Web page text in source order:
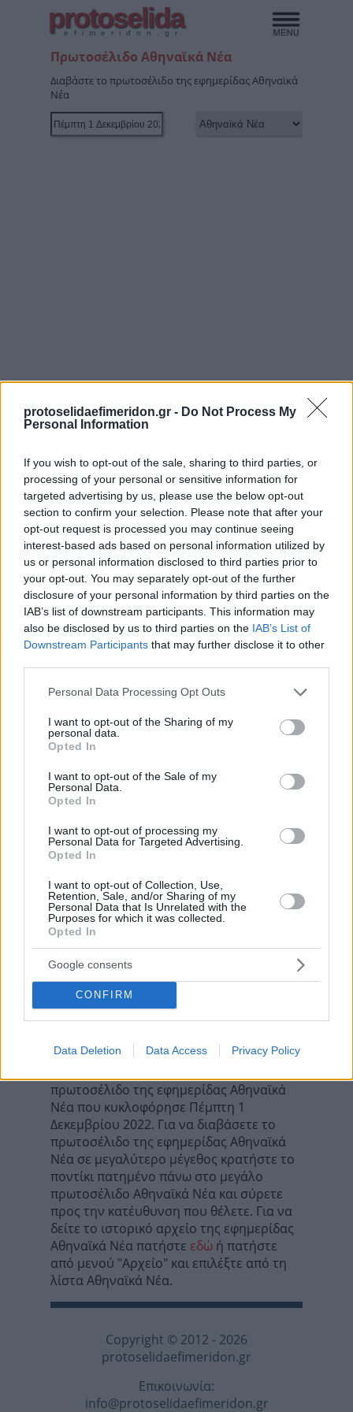
protoselidaefimeridon.gr - Do Not Process My
Personal Information
If you wish to opt-out of the sale, sharing to third parties, or
processing of your personal or sensitive information for
targeted advertising by us, please use the below opt-out
section to confirm your selection. Please note that after your
opt-out request is processed you may continue seeing
interest-based ads based on personal information utilized by
us or personal information disclosed to third parties prior to
your opt-out. You may separately opt-out of the further
disclosure of your personal information by third parties on the
IAB’s list of downstream participants. This information may
also be disclosed by us to third parties on the IAB’s List of
Downstream Participants that may further disclose it to other
Please note that this website/app uses one or more Google
not limited to your visit or usage behaviour. You may click to
grant or deny consent to Google and its third-party tags to
use your data for below specified purposes in below Google
consent section.
Personal Data Processing Opt Outs
I want to opt-out of the Sharing of my
personal data.
Opted In
I want to opt-out of the Sale of my
Personal Data.
Opted In
I want to opt-out of processing my
Personal Data for Targeted Advertising.
Opted In
I want to opt-out of Collection, Use,
Retention, Sale, and/or Sharing of my
Personal Data that Is Unrelated with the
Purposes for which it was collected.
Opted In
Google consents
CONFIRM
Data Deletion Data Access Privacy Policy
protoselida
efimeridon.gr
Πρωτοσέλιδο Αθηναϊκά Νέα
Διαβάστε το πρωτοσέλιδο της εφημερίδας Αθηναϊκά
Νέα
Προηγούμενη
Αμαρυσία
Επόμενη
Κοινωνική
Προηγούμενη
Αμαρυσία
Κοινωνική
Τα σχόλια έχουν απενεργοποιηθεί για
πρωτοσέλιδο της εφημερίδας Αθηναϊκά
Νέα που κυκλοφόρησε Πέμπτη 1
Δεκεμβρίου 2022. Για να διαβάσετε το
πρωτοσέλιδο της εφημερίδας Αθηναϊκά
Νέα σε μεγαλύτερο μέγεθος κρατήστε το
ποντίκι πατημένο πάνω στο μεγάλο
πρωτοσέλιδο Αθηναϊκά Νέα και σύρετε
προς την κατέυθυνση που θέλετε. Για να
δείτε το ιστορικό αρχείο της εφημερίδας
Αθηναϊκά Νέα πατήστε εδώ ή πατήστε
από μενού "Αρχείο" και επιλέξτε από τη
λίστα Αθηναϊκά Νέα.
Copyright © 2012 - 2026
protoselidaefimeridon.gr
Επικοινωνία:
info@protoselidaefimeridon.gr